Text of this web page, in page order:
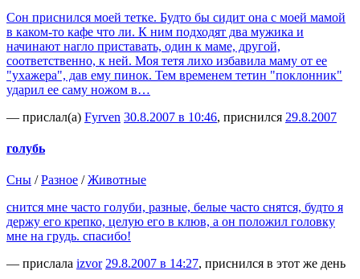
Сон приснился моей тетке. Будто бы сидит она с моей мамой
в каком-то кафе что ли. К ним подходят два мужика и
начинают нагло приставать, один к маме, другой,
соответственно, к ней. Моя тетя лихо избавила маму от ее
"ухажера", дав ему пинок. Тем временем тетин "поклонник"
ударил ее саму ножом в…
— прислал(а) Fyrven 30.8.2007 в 10:46, приснился 29.8.2007
голубь
Сны /Разное /Животные
снится мне часто голуби, разные, белые часто снятся, будто я
держу его крепко, целую его в клюв, а он положил головку
мне на грудь. спасибо!
— прислала izvor 29.8.2007 в 14:27, приснился в этот же день